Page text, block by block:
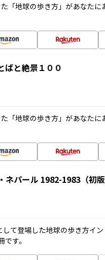
「地球の歩き方」があなた
ばと絶景１００
「地球の歩き方」があなた
パール 1982-1983（初版
して登場した地球の歩き方イ
す。